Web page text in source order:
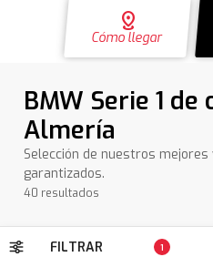
distance
Cómo llegar
BMW Serie 1 de
Almería
Selección de nuestros
garantizados.
40 resultados
FILTRAR 1